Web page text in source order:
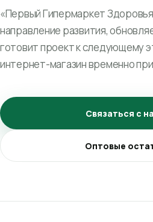
«Первый Гипермаркет
направление развития,
готовит проект к следующему
интернет-магазин временно
Связаться с
Оптовые